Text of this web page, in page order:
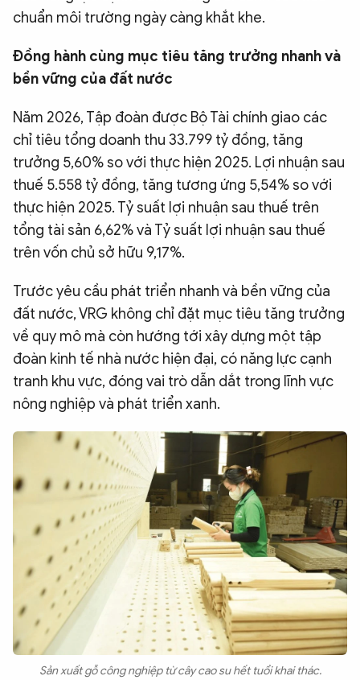
chuẩn môi trường ngày càng khắt khe.
Đồng hành cùng mục tiêu tăng trưởng nhanh và
bền vững của đất nước
Năm 2026, Tập đoàn được Bộ Tài chính giao các
chỉ tiêu tổng doanh thu 33.799 tỷ đồng, tăng
trưởng 5,60% so với thực hiện 2025. Lợi nhuận sau
thuế 5.558 tỷ đồng, tăng tương ứng 5,54% so với
thực hiện 2025. Tỷ suất lợi nhuận sau thuế trên
tổng tài sản 6,62% và Tỷ suất lợi nhuận sau thuế
trên vốn chủ sở hữu 9,17%.
Trước yêu cầu phát triển nhanh và bền vững của
đất nước, VRG không chỉ đặt mục tiêu tăng trưởng
về quy mô mà còn hướng tới xây dựng một tập
đoàn kinh tế nhà nước hiện đại, có năng lực cạnh
tranh khu vực, đóng vai trò dẫn dắt trong lĩnh vực
nông nghiệp và phát triển xanh.
Sản xuất gỗ công nghiệp từ cây cao su hết tuổi khai thác.